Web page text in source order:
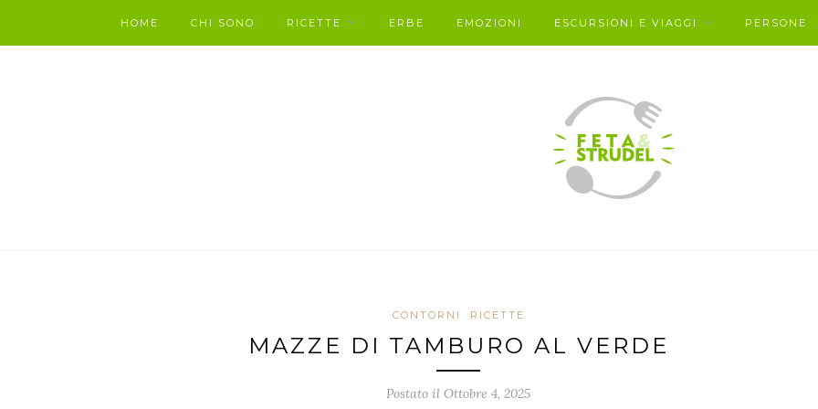
HOME CHI SONO RICETTE ERBE EMOZIONI ESCURSIONI E VIAGGI PERSONE
CONTORNI RICETTE
MAZZE DI TAMBURO AL VERDE
Postato il Ottobre 4, 2025